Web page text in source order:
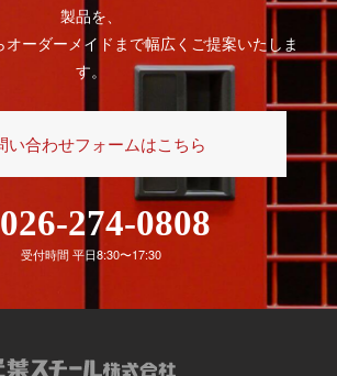
製品を、
オーダーメイドまで幅広くご提案いたしま
す。
い合わせフォームはこちら
026-274-0808
受付時間 平日8:30〜17:30